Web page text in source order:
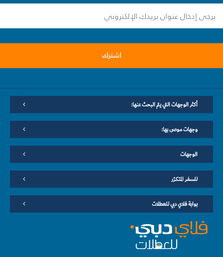
اشترك
أكثر الوجهات التي يتم البحث عنها:
وجهات موصى بها:
الوجهات
للسفر المتكرّر
بوابة فلاي دبي للعطلات